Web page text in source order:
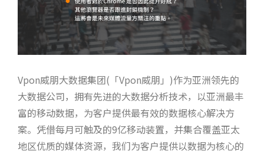
Vpon威朋大数据集团(「Vpon威朋」)作为亚洲领先的
大数据公司，拥有先进的大数据分析技术，以亚洲最丰
富的移动数据，为客户提供最有效的数据核心解决方
案。凭借每月可触及的9亿移动装置，并集合覆盖亚太
地区优质的媒体资源，我们为客户提供以数据为核心的